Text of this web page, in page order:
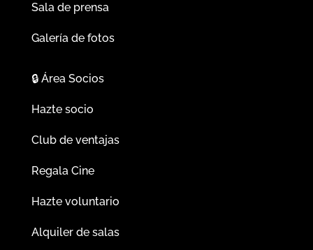
Sala de prensa
Galería de fotos
🔒Área Socios
Hazte socio
Club de ventajas
Regala Cine
Hazte voluntario
Alquiler de salas